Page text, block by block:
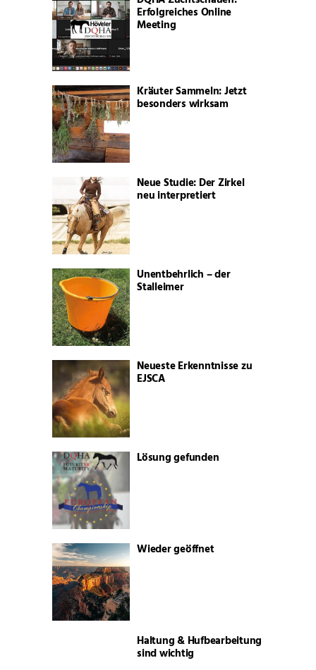
Erfolgreiches Online
Meeting
Kräuter Sammeln: Jetzt
besonders wirksam
Neue Studie: Der Zirkel
neu interpretiert
Unentbehrlich – der
Stalleimer
Neueste Erkenntnisse zu
EJSCA
Lösung gefunden
Wieder geöffnet
Haltung & Hufbearbeitung
sind wichtig